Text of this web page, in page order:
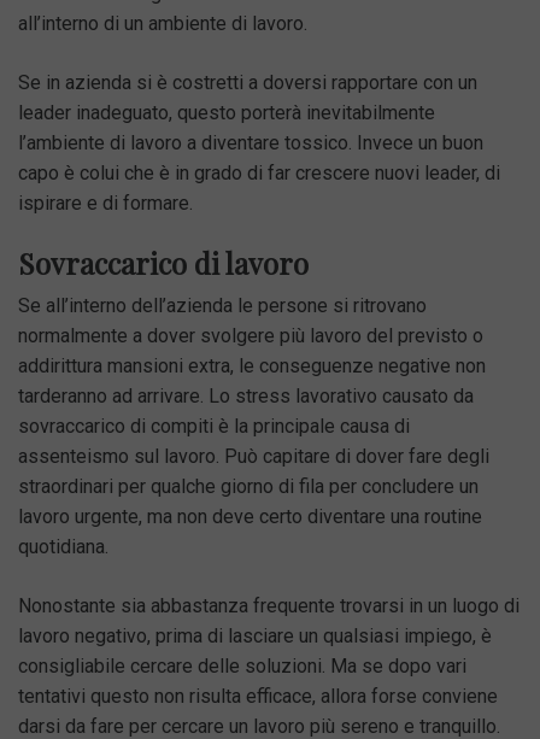
all’interno di un ambiente di lavoro.
Se in azienda si è costretti a doversi rapportare con un
leader inadeguato, questo porterà inevitabilmente
l’ambiente di lavoro a diventare tossico. Invece un buon
capo è colui che è in grado di far crescere nuovi leader, di
ispirare e di formare.
Sovraccarico di lavoro
Se all’interno dell’azienda le persone si ritrovano
normalmente a dover svolgere più lavoro del previsto o
addirittura mansioni extra, le conseguenze negative non
tarderanno ad arrivare. Lo stress lavorativo causato da
sovraccarico di compiti è la principale causa di
assenteismo sul lavoro. Può capitare di dover fare degli
straordinari per qualche giorno di fila per concludere un
lavoro urgente, ma non deve certo diventare una routine
quotidiana.
Nonostante sia abbastanza frequente trovarsi in un luogo di
lavoro negativo, prima di lasciare un qualsiasi impiego, è
consigliabile cercare delle soluzioni. Ma se dopo vari
tentativi questo non risulta efficace, allora forse conviene
darsi da fare per cercare un lavoro più sereno e tranquillo.